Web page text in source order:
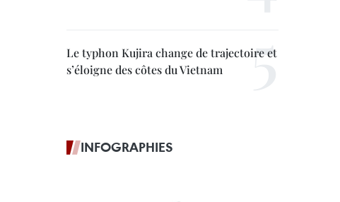
Le typhon Kujira change de trajectoire et
s’éloigne des côtes du Vietnam
INFOGRAPHIES